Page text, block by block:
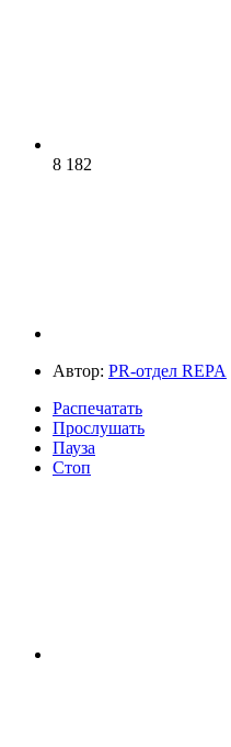
8 182
Автор: PR-отдел REPA
Распечатать
Прослушать
Пауза
Стоп